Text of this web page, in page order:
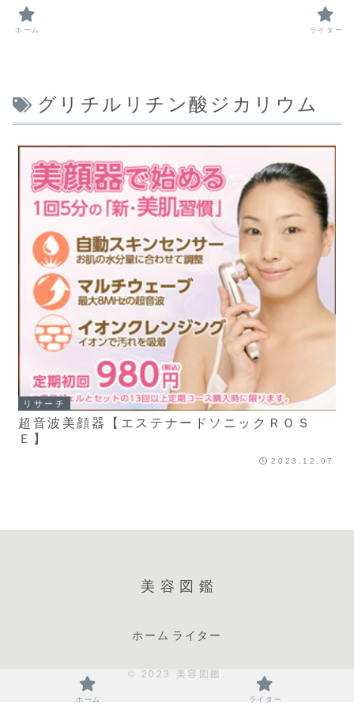
グリチルリチン酸ジカリウム
リサーチ
超音波美顔器【エステナードソニックＲＯＳ
Ｅ】
2023.12.07
美容図鑑
ホーム ライター
© 2023 美容図鑑.
ホーム ライター
ホーム ライター